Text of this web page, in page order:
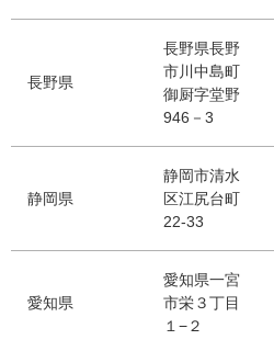
長野県
長野県長野
市川中島町
御厨字堂野
946－3
静岡県
静岡市清水
区江尻台町
22-33
愛知県
愛知県一宮
市栄３丁目
１−２